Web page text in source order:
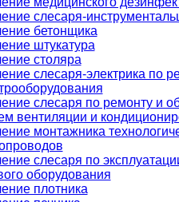
слесаря-
бетонщика
штукатура
столяра
слесаря-электрика по
слесаря по ремонту и
вентиляции и
монтажника
слесаря по
оборудования
плотника